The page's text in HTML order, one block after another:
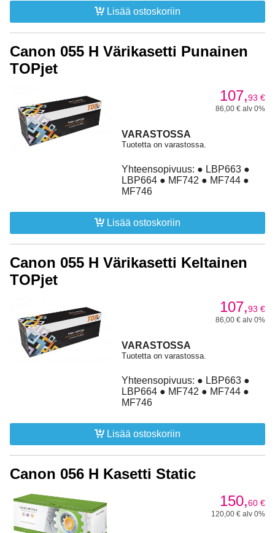
Lisää ostoskoriin
Canon 055 H Värikasetti Punainen
TOPjet
107,93 €
86,00 € alv 0%
VARASTOSSA
Tuotetta on varastossa.
Yhteensopivuus: ● LBP663 ●
LBP664 ● MF742 ● MF744 ●
MF746
Lisää ostoskoriin
Canon 055 H Värikasetti Keltainen
TOPjet
107,93 €
86,00 € alv 0%
VARASTOSSA
Tuotetta on varastossa.
Yhteensopivuus: ● LBP663 ●
LBP664 ● MF742 ● MF744 ●
MF746
Lisää ostoskoriin
Canon 056 H Kasetti Static
150,60 €
120,00 € alv 0%